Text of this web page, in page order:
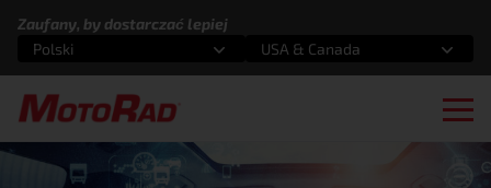
Zaufany, by dostarczać lepiej
Wybierz opcję
Polski
Wybierz opcję
USA & Canada